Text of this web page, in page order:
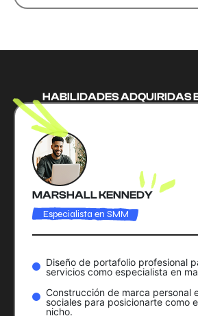
HABILIDADES ADQUIRIDAS
MARSHALL KENNEDY
Especialista en SMM
Diseño de portafolio profesional
servicios como especialista en
Construcción de marca personal
sociales para posicionarte como
nicho.